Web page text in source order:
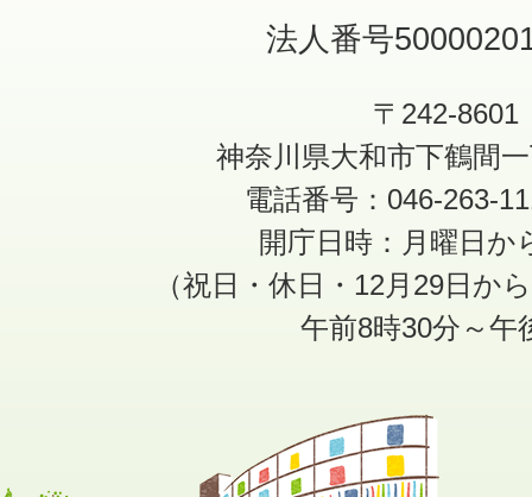
法人番号
〒242-8601
神奈川県大和市下鶴間
電話番号：046-263-
開庁日時：月曜日か
（祝日・休日・12月29日か
午前8時30分～午